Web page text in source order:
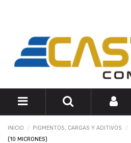
INICIO PIGMENTOS, CARGAS Y ADITIVOS
(10 MICRONES)